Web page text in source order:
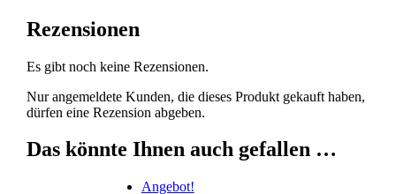
Rezensionen
Es gibt noch keine Rezensionen.
Nur angemeldete Kunden, die dieses Produkt gekauft haben,
dürfen eine Rezension abgeben.
Das könnte Ihnen auch gefallen …
Angebot!